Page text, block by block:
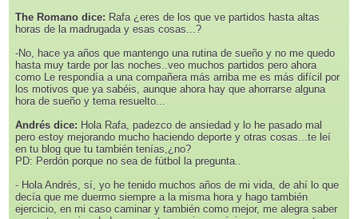
The Romano dice: Rafa ¿eres de los que ve partidos hasta altas
horas de la madrugada y esas cosas...?
-No, hace ya años que mantengo una rutina de sueño y no me quedo
hasta muy tarde por las noches..veo muchos partidos pero ahora
como Le respondía a una compañera más arriba me es más difícil por
los motivos que ya sabéis, aunque ahora hay que ahorrarse alguna
hora de sueño y tema resuelto...
Andrés dice: Hola Rafa, padezco de ansiedad y lo he pasado mal
pero estoy mejorando mucho haciendo deporte y otras cosas...te leí
en tu blog que tu también tenías,¿no?
PD: Perdón porque no sea de fútbol la pregunta..
- Hola Andrés, sí, yo he tenido muchos años de mi vida, de ahí lo que
decía que me duermo siempre a la misma hora y hago también
ejercicio, en mi caso caminar y también como mejor, me alegra saber